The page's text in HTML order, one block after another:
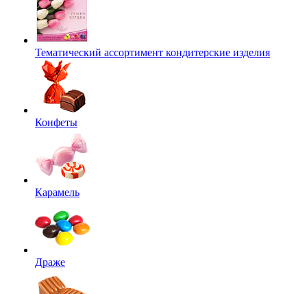
Тематический ассортимент кондитерские изделия
Конфеты
Карамель
Драже